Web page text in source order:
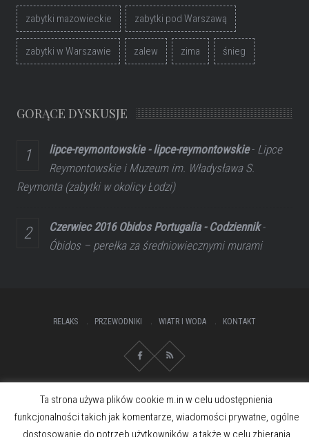
zabytki mazowieckie zabytki pod Warszawą
zabytki w Warszawie zalew zima śnieg
GORĄCE DYSKUSJE
lipce-reymontowskie - lipce-reymontowskie- Lipce
Reymontowskie i Muzeum im. Władysława S.
Reymonta (zabytki w okolicy Łodzi)
Czerwiec 2016 Obidos Portugalia - Codziennik-
Óbidos – perełka za średniowiecznymi murami
RELAKS PRZEWODNIKI WIATR I WODA KONTAKT
Ta strona używa plików cookie m.in w celu udostępnienia
funkcjonalności takich jak komentarze, wiadomości prywatne, ogólne
dostosowanie do potrzeb użytkowników, a także w celu zbierania